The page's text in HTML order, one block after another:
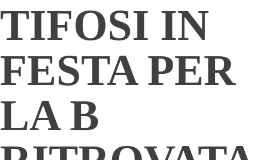
TIFOSI IN
FESTA PER
LA B